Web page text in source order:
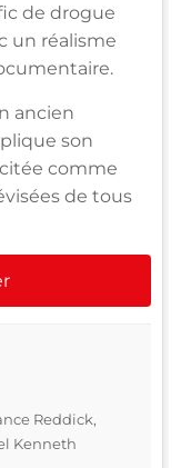
de drogue
un réalisme
ancien
son
comme
de tous
Reddick,
Kenneth